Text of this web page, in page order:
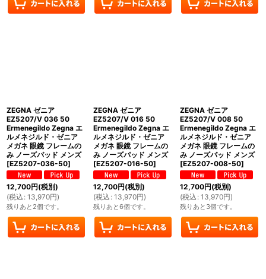
ZEGNA ゼニア
EZ5207/V 036 50
Ermenegildo Zegna エ
ルメネジルド・ゼニア
メガネ 眼鏡 フレームの
み ノーズパッド メンズ
[EZ5207-036-50]
12,700円(税別)
(税込 : 13,970円)
残りあと2個です。
ZEGNA ゼニア
EZ5207/V 016 50
Ermenegildo Zegna エ
ルメネジルド・ゼニア
メガネ 眼鏡 フレームの
み ノーズパッド メンズ
[EZ5207-016-50]
12,700円(税別)
(税込 : 13,970円)
残りあと6個です。
ZEGNA ゼニア
EZ5207/V 008 50
Ermenegildo Zegna エ
ルメネジルド・ゼニア
メガネ 眼鏡 フレームの
み ノーズパッド メンズ
[EZ5207-008-50]
12,700円(税別)
(税込 : 13,970円)
残りあと3個です。